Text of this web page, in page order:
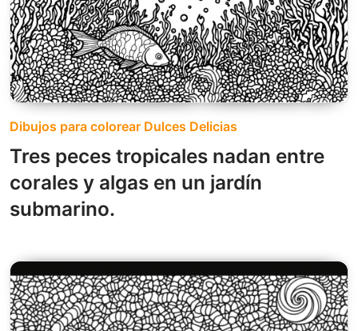
Dibujos para colorear Dulces Delicias
Tres peces tropicales nadan entre
corales y algas en un jardín
submarino.